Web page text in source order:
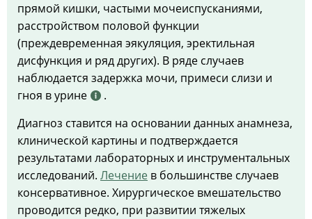
прямой кишки, частыми мочеиспусканиями,
расстройством половой функции
(преждевременная эякуляция, эректильная
дисфункция и ряд других). В ряде случаев
наблюдается задержка мочи, примеси слизи и
гноя в урине
.
Диагноз ставится на основании данных анамнеза,
клинической картины и подтверждается
результатами лабораторных и инструментальных
исследований. Лечение в большинстве случаев
консервативное. Хирургическое вмешательство
проводится редко, при развитии тяжелых